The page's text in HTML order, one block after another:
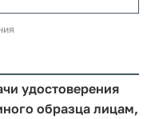
удостоверения
образца лицам,